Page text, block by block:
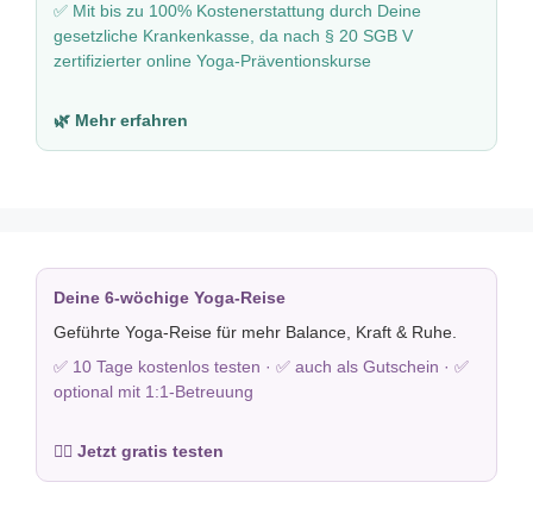
✅ Mit bis zu 100% Kostenerstattung durch Deine
gesetzliche Krankenkasse, da nach § 20 SGB V
zertifizierter online Yoga-Präventionskurse
🌿 Mehr erfahren
Deine 6-wöchige Yoga-Reise
Geführte Yoga-Reise für mehr Balance, Kraft & Ruhe.
✅ 10 Tage kostenlos testen · ✅ auch als Gutschein · ✅
optional mit 1:1-Betreuung
🧘‍♀️ Jetzt gratis testen